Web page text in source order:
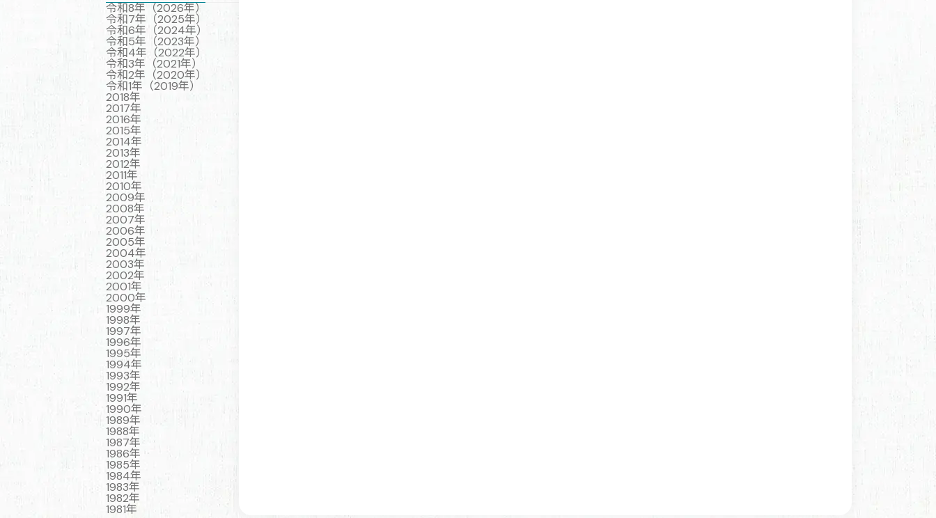
令和8年（2026年）
令和7年（2025年）
令和6年（2024年）
令和5年（2023年）
令和4年（2022年）
令和3年（2021年）
令和2年（2020年）
令和1年（2019年）
2018年
2017年
2016年
2015年
2014年
2013年
2012年
2011年
2010年
2009年
2008年
2007年
2006年
2005年
2004年
2003年
2002年
2001年
2000年
1999年
1998年
1997年
1996年
1995年
1994年
1993年
1992年
1991年
1990年
1989年
1988年
1987年
1986年
1985年
1984年
1983年
1982年
1981年